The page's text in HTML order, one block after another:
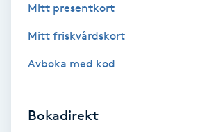
Keratinbehandling
Kinesiologi
Kinesisk medicin
Mitt presentkort
Mitt friskvårdskort
Avboka med kod
Bokadirekt